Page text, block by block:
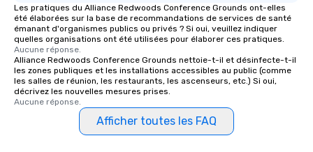
Les pratiques du Alliance Redwoods Conference Grounds ont-elles
été élaborées sur la base de recommandations de services de santé
émanant d'organismes publics ou privés ? Si oui, veuillez indiquer
quelles organisations ont été utilisées pour élaborer ces pratiques.
Aucune réponse.
Alliance Redwoods Conference Grounds nettoie-t-il et désinfecte-t-il
les zones publiques et les installations accessibles au public (comme
les salles de réunion, les restaurants, les ascenseurs, etc.) Si oui,
décrivez les nouvelles mesures prises.
Aucune réponse.
Afficher toutes les FAQ